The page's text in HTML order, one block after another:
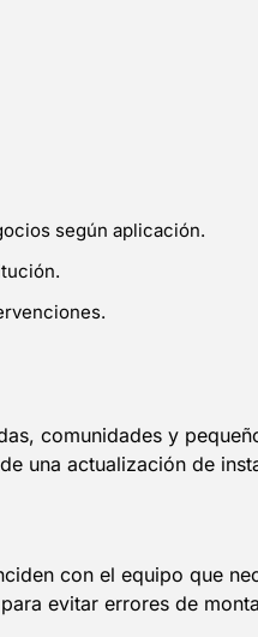
según aplicación.
comunidades y
una actualización de
con el equipo que
evitar errores de